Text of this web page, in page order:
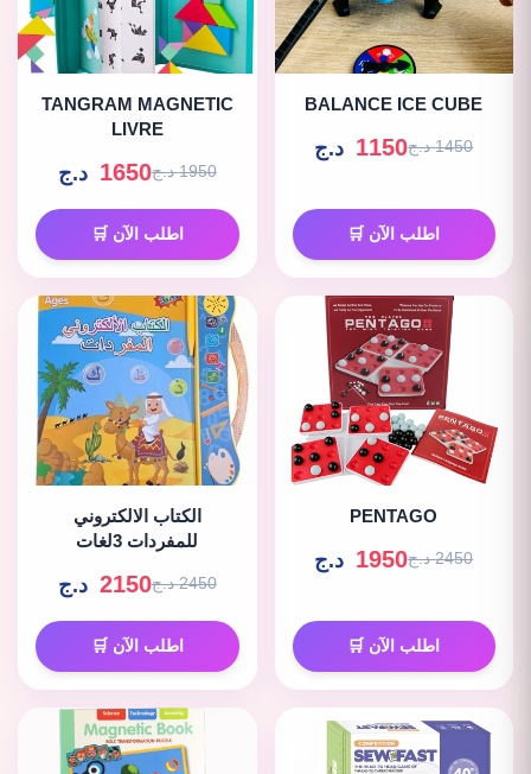
BALANCE ICE CUBE
1450 د.ج 1150 د.ج
اطلب الآن 🛒
TANGRAM MAGNETIC
LIVRE
1950 د.ج 1650 د.ج
اطلب الآن 🛒
PENTAGO
2450 د.ج 1950 د.ج
اطلب الآن 🛒
الكتاب الالكتروني
للمفردات 3لغات
2450 د.ج 2150 د.ج
اطلب الآن 🛒